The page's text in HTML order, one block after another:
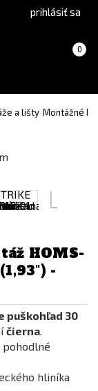
prihlásiť sa
Košík 0
(prázdny)
a lišty Montážné
HOMS-
-
puškohľad 30
čierna.
hliníka